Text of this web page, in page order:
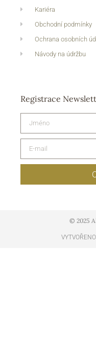
Kariéra
Obchodní podmínky
Ochrana osobních
Návody na údržbu
Registrace
© 2025